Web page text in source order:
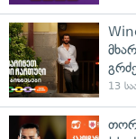
13